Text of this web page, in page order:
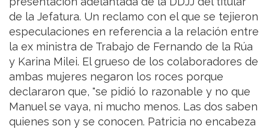
de la Jefatura. Un reclamo con el que se tejieron
especulaciones en referencia a la relación entre
la ex ministra de Trabajo de Fernando de la Rúa
y Karina Milei. El grueso de los colaboradores de
ambas mujeres negaron los roces porque
declararon que, "se pidió lo razonable y no que
Manuel se vaya, ni mucho menos. Las dos saben
quienes son y se conocen. Patricia no encabeza